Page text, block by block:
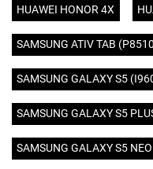
HUAWEI HONOR 4X
SAMSUNG ATIV TAB
SAMSUNG GALAXY S5
SAMSUNG GALAXY S5
SAMSUNG GALAXY S5